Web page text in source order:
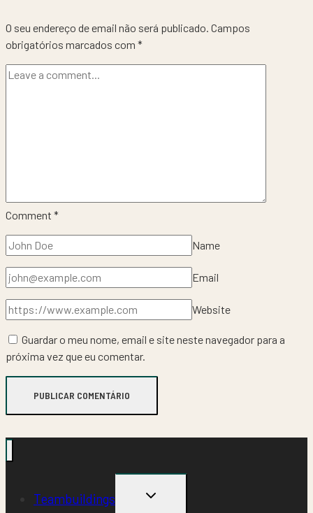
O seu endereço de email não será publicado. Campos
obrigatórios marcados com *
Comment *
Name
Email
Website
Guardar o meu nome, email e site neste navegador para a
próxima vez que eu comentar.
Teambuildings
TOGGLE